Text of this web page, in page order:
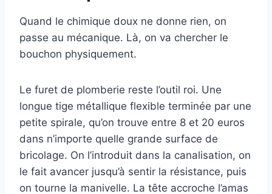
Quand le chimique doux ne donne rien, on
passe au mécanique. Là, on va chercher le
bouchon physiquement.
Le furet de plomberie reste l’outil roi. Une
longue tige métallique flexible terminée par une
petite spirale, qu’on trouve entre 8 et 20 euros
dans n’importe quelle grande surface de
bricolage. On l’introduit dans la canalisation, on
le fait avancer jusqu’à sentir la résistance, puis
on tourne la manivelle. La tête accroche l’amas